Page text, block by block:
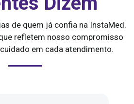
de quem já confia na InstaMed.
refletem nosso compromisso
em cada atendimento.